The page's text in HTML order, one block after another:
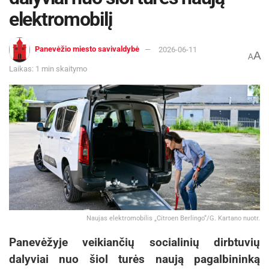
elektromobilį
Panevėžio miesto savivaldybė 2026-06-11
Laikas: 1 min skaitymo
AA
Naujas elektromobilis „Citroen Berlingo“/G. Kartano nuotr.
Panevėžyje veikiančių socialinių dirbtuvių
dalyviai nuo šiol turės naują pagalbininką